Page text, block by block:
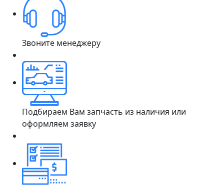
Звоните менеджеру
Подбираем Вам запчасть из наличия или
оформляем заявку